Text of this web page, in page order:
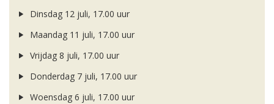
Dinsdag 12 juli, 17.00 uur
Maandag 11 juli, 17.00 uur
Vrijdag 8 juli, 17.00 uur
Donderdag 7 juli, 17.00 uur
Woensdag 6 juli, 17.00 uur